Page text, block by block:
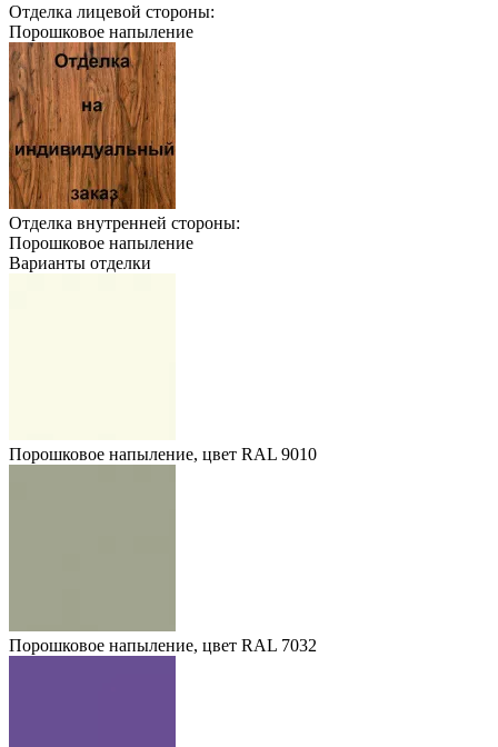
Отделка лицевой стороны:
Порошковое напыление
Отделка внутренней стороны:
Порошковое напыление
Варианты отделки
Порошковое напыление, цвет RAL 9010
Порошковое напыление, цвет RAL 7032